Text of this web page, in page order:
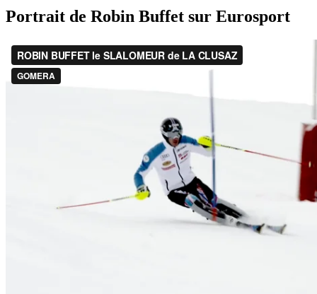
Portrait de Robin Buffet sur Eurosport